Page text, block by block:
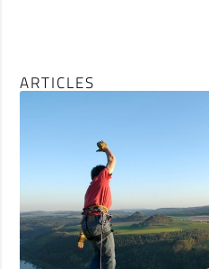
ARTICLES